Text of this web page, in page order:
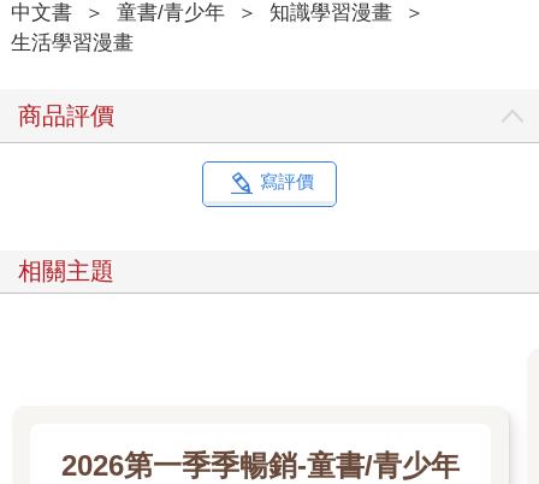
中文書 ＞ 童書/青少年 ＞ 知識學習漫畫
＞
生活學習漫畫
商品評價
寫評價
相關主題
2026第一季季暢銷-童書/青少年